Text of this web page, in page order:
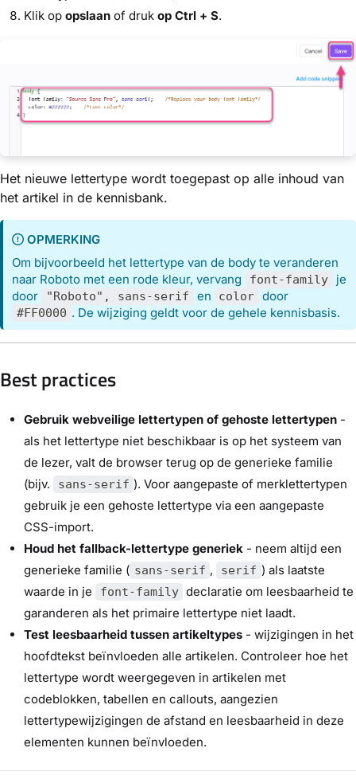
Klik op opslaan of druk op Ctrl + S.
Het nieuwe lettertype wordt toegepast op alle inhoud van
het artikel in de kennisbank.
OPMERKING
Om bijvoorbeeld het lettertype van de body te veranderen
naar Roboto met een rode kleur, vervang
font-family
je
door
"Roboto", sans-serif en color door
#FF0000 . De wijziging geldt voor de gehele kennisbasis.
Best practices
Gebruik webveilige lettertypen of gehoste lettertypen -
als het lettertype niet beschikbaar is op het systeem van
de lezer, valt de browser terug op de generieke familie
(bijv.
sans-serif ). Voor aangepaste of merklettertypen
gebruik je een gehoste lettertype via een aangepaste
CSS-import.
Houd het fallback-lettertype generiek - neem altijd een
generieke familie ( sans-serif , serif ) als laatste
waarde in je
font-family declaratie om leesbaarheid te
garanderen als het primaire lettertype niet laadt.
Test leesbaarheid tussen artikeltypes - wijzigingen in het
hoofdtekst beïnvloeden alle artikelen. Controleer hoe het
lettertype wordt weergegeven in artikelen met
codeblokken, tabellen en callouts, aangezien
lettertypewijzigingen de afstand en leesbaarheid in deze
elementen kunnen beïnvloeden.